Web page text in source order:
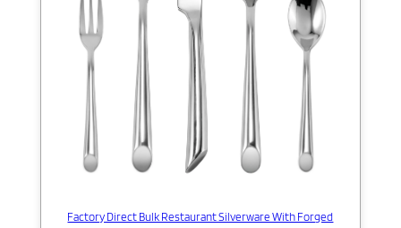
Factory Direct Bulk Restaurant Silverware With Forged